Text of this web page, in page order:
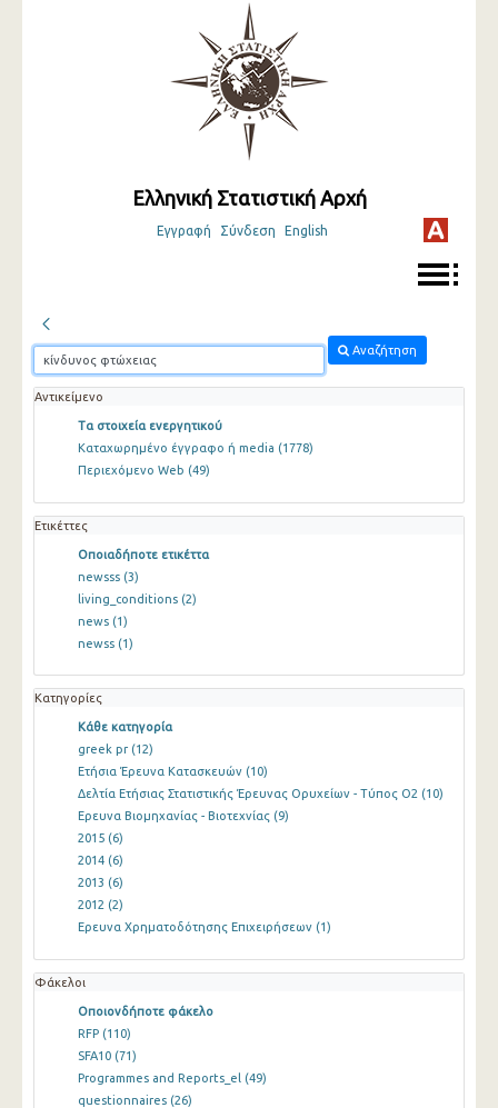
Ελληνική Στατιστική Αρχή
Εγγραφή Σύνδεση English
Αναζήτηση
Αντικείμενο
Τα στοιχεία ενεργητικού
Καταχωρημένο έγγραφο ή media (1778)
Περιεχόμενο Web (49)
Ετικέττες
Οποιαδήποτε ετικέττα
newsss (3)
living_conditions (2)
news (1)
newss (1)
Κατηγορίες
Κάθε κατηγορία
greek pr (12)
Ετήσια Έρευνα Κατασκευών (10)
Δελτία Ετήσιας Στατιστικής Έρευνας Ορυχείων - Τύπος Ο2 (10)
Ερευνα Βιομηχανίας - Βιοτεχνίας (9)
2015 (6)
2014 (6)
2013 (6)
2012 (2)
Ερευνα Χρηματοδότησης Επιχειρήσεων (1)
Φάκελοι
Οποιονδήποτε φάκελο
RFP (110)
SFA10 (71)
Programmes and Reports_el (49)
questionnaires (26)